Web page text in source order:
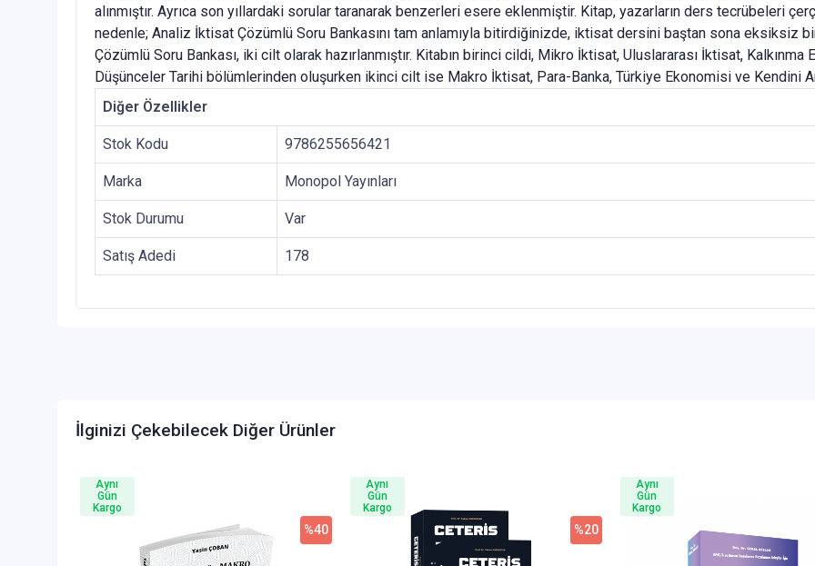
alınmıştır. Ayrıca son yıllardaki sorular taranarak benzerleri esere eklenmiştir. Kitap, yazarların ders tecrübeleri
nedenle; Analiz İktisat Çözümlü Soru Bankasını tam anlamıyla bitirdiğinizde, iktisat dersini baştan sona eksiksiz
Çözümlü Soru Bankası, iki cilt olarak hazırlanmıştır. Kitabın birinci cildi, Mikro İktisat, Uluslararası İktisat,
Düşünceler Tarihi bölümlerinden oluşurken ikinci cilt ise Makro İktisat, Para-Banka, Türkiye Ekonomisi ve Kendini
Diğer Özellikler
Stok Kodu 9786255656421
Marka Monopol Yayınları
Stok Durumu Var
Satış Adedi 178
İlginizi Çekebilecek Diğer Ürünler
%40
Aynı
Gün
Kargo
%20
Aynı
Gün
Kargo
Aynı
Gün
Kargo